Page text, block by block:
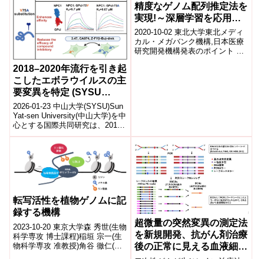
2018–2020年流行を引き起
こしたエボラウイルスの主
要変異を特定 (SYSU
researchers reveal key
Ebola mutation driving
2018–2020 outbreak)
2026-01-23 中山大学(SYSU)Sun
Yat-sen University(中山大学)を中
心とする国際共同研究は、2018
～2020年にコンゴ民主共...
精度なゲノム配列推定法を
実現!～深層学習を応用し
たこれまでにない手法～
2020-10-02 東北大学東北メディ
カル・メガバンク機構,日本医療
研究開発機構発表のポイント 多
転写活性を植物ゲノムに記
録する機構
2023-10-20 東京大学森 秀世(生物
科学専攻 博士課程)稲垣 宗一(生
物科学専攻 准教授)角谷 徹仁(生
超微量の突然変異の測定法
を新規開発、抗がん剤治療
後の正常に見える血液細胞